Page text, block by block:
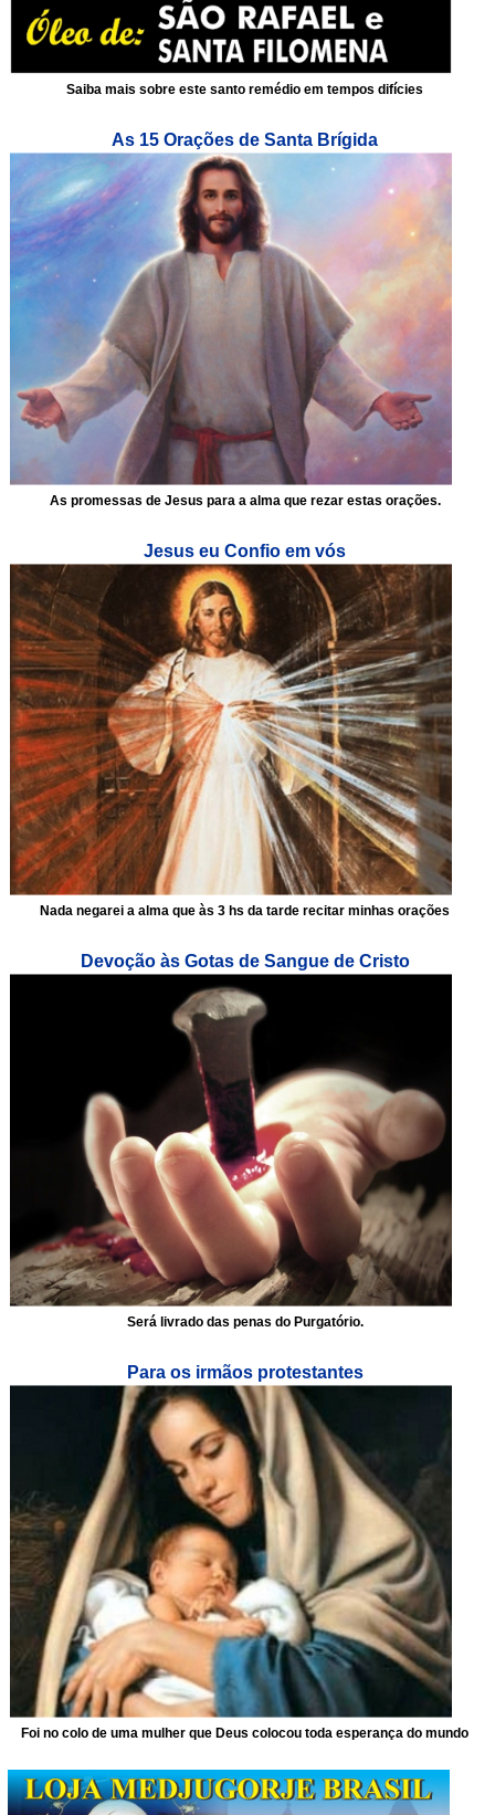
Saiba mais sobre este santo remédio em tempos difícies
As 15 Orações de Santa Brígida
As promessas de Jesus para a alma que rezar estas orações.
Jesus eu Confio em vós
Nada negarei a alma que às 3 hs da tarde recitar minhas orações
Devoção às Gotas de Sangue de Cristo
Será livrado das penas do Purgatório.
Para os irmãos protestantes
Foi no colo de uma mulher que Deus colocou toda esperança do mundo